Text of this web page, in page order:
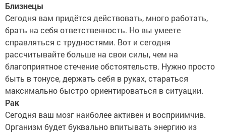
Близнецы
Сегодня вам придётся действовать, много работать,
брать на себя ответственность. Но вы умеете
справляться с трудностями. Вот и сегодня
рассчитывайте больше на свои силы, чем на
благоприятное стечение обстоятельств. Нужно просто
быть в тонусе, держать себя в руках, стараться
максимально быстро ориентироваться в ситуации.
Рак
Сегодня ваш мозг наиболее активен и восприимчив.
Организм будет буквально впитывать энергию из